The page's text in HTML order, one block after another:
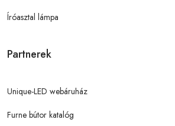
Íróasztal lámpa
Partnerek
Unique-LED webáruház
Furne bútor katalóg